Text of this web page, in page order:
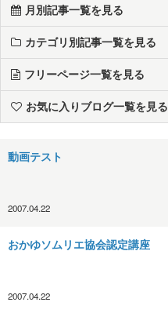
月別記事一覧を見る
カテゴリ別記事一覧を見る
フリーページ一覧を見る
お気に入りブログ一覧を見る
動画テスト
2007.04.22
おかゆソムリエ協会認定講座
2007.04.22